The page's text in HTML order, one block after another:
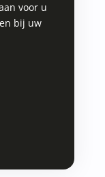
voor u
bij uw